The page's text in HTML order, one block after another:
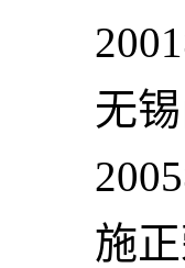
2001
无锡
2005
施正